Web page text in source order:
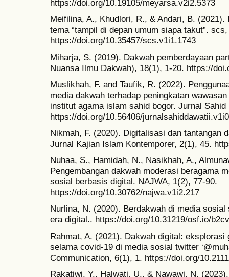
https://doi.org/10.19105/meyarsa.v2i2.5373
Meifilina, A., Khudlori, R., & Andari, B.
tema “tampil di depan umum siapa takut”.
https://doi.org/10.35457/scs.v1i1.1743
Miharja, S. (2019). Dakwah pemberdayaan
Nuansa Ilmu Dakwah), 18(1), 1-20. https://
Muslikhah, F. and Taufik, R. (2022).
media dakwah terhadap peningkatan
institut agama islam sahid bogor. Jurnal
https://doi.org/10.56406/
Nikmah, F. (2020). Digitalisasi dan tantangan
Jurnal Kajian Islam Kontemporer, 2(1), 45.
Nuhaa, S., Hamidah, N., Nasikhah, A.,
Pengembangan dakwah moderasi beragama
sosial berbasis digital. NAJWA, 1(2), 77-90.
https://doi.org/10.30762/najwa.v1i2.217
Nurlina, N. (2020). Berdakwah di media
era digital.. https://doi.org/10.31219/osf.io/
Rahmat, A. (2021). Dakwah digital:
selama covid-19 di media sosial twitter
Communication, 6(1), 1. https://doi.org/
Rakatiwi, Y., Halwati, U., & Nawawi, N.